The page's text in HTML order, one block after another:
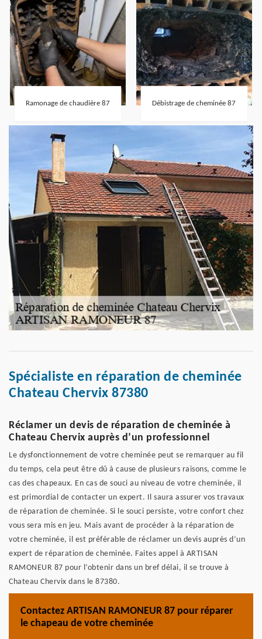
Ramonage de chaudière 87 Débistrage de cheminée 87
Spécialiste en réparation de cheminée
Chateau Chervix 87380
Réclamer un devis de réparation de cheminée à
Chateau Chervix auprès d’un professionnel
Le dysfonctionnement de votre cheminée peut se remarquer au fil
du temps, cela peut être dû à cause de plusieurs raisons, comme le
cas des chapeaux. En cas de souci au niveau de votre cheminée, il
est primordial de contacter un expert. Il saura assurer vos travaux
de réparation de cheminée. Si le souci persiste, votre confort chez
vous sera mis en jeu. Mais avant de procéder à la réparation de
votre cheminée, il est préférable de réclamer un devis auprès d’un
expert de réparation de cheminée. Faites appel à ARTISAN
RAMONEUR 87 pour l’obtenir dans un bref délai, il se trouve à
Chateau Chervix dans le 87380.
Contactez ARTISAN RAMONEUR 87 pour réparer
le chapeau de votre cheminée